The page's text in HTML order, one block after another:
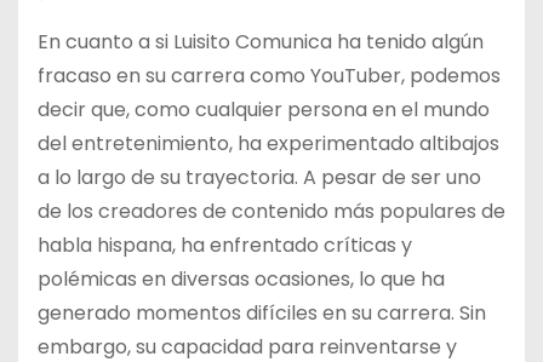
En cuanto a si Luisito Comunica ha tenido algún
fracaso en su carrera como YouTuber, podemos
decir que, como cualquier persona en el mundo
del entretenimiento, ha experimentado altibajos
a lo largo de su trayectoria. A pesar de ser uno
de los creadores de contenido más populares de
habla hispana, ha enfrentado críticas y
polémicas en diversas ocasiones, lo que ha
generado momentos difíciles en su carrera. Sin
embargo, su capacidad para reinventarse y